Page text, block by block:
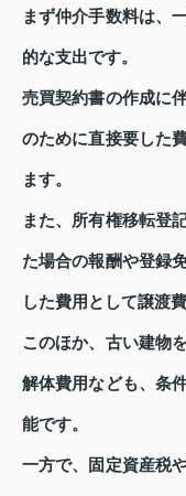
まず仲介手数料は、
的な支出です。
売買契約書の作成に
のために直接要した
ます。
また、所有権移転登
た場合の報酬や登録
した費用として譲渡
このほか、古い建物
解体費用なども、条
能です。
一方で、固定資産税